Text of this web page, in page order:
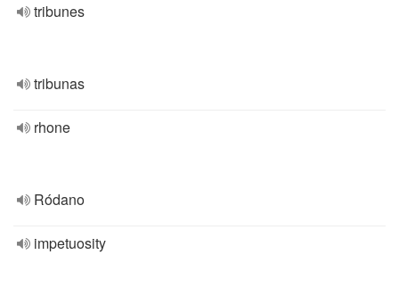
tribunes
tribunas
rhone
Ródano
impetuosity